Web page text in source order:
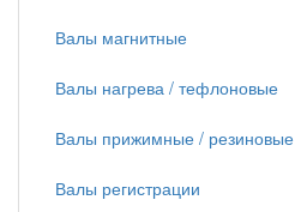
Валы магнитные
Валы нагрева / тефлоновые
Валы прижимные / резиновые
Валы регистрации